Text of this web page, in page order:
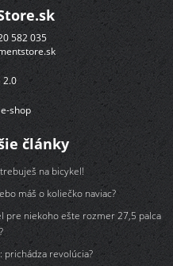
582 035
2.0
shop
články
na bicykel!
máš o koliečko naviac?
pre niekoho ešte rozmer 27,5 palca
?
prichádza revolúcia?